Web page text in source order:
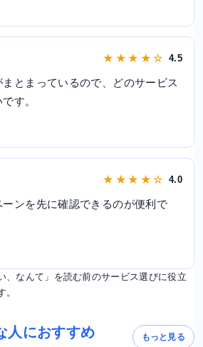
★ ★ ★ ★ ☆ 4.5
とまっているので、どのサービス
す。
★ ★ ★ ★ ☆ 4.0
ンを先に確認できるのが便利で
、なんて」を読む前のサービス選びに役立
人におすすめ もっと見る